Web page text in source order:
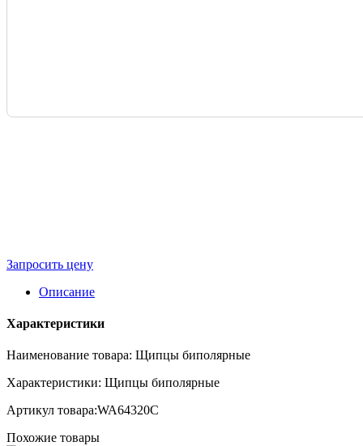
Запросить цену
Описание
Характеристики
Наименование товара: Щипцы биполярные
Характеристики: Щипцы биполярные
Артикул товара:WA64320C
Похожие товары